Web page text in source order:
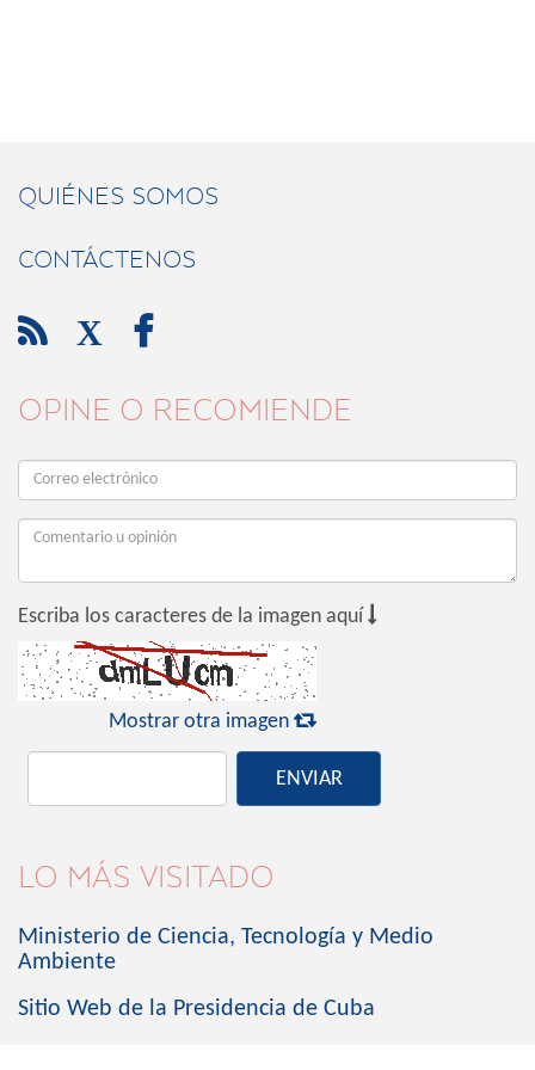
QUIÉNES SOMOS
CONTÁCTENOS
 X 
OPINE O RECOMIENDE
Escriba los caracteres de la imagen aquí 
Mostrar otra imagen 
ENVIAR
LO MÁS VISITADO
Ministerio de Ciencia, Tecnología y Medio
Ambiente
Sitio Web de la Presidencia de Cuba